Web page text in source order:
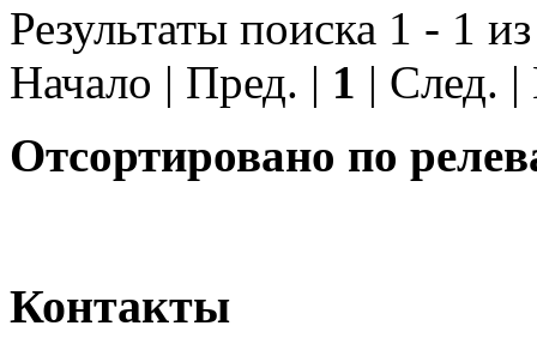
Результаты поиска 1 - 1
Начало | Пред. | 1 | След.
Отсортировано по
Контакты